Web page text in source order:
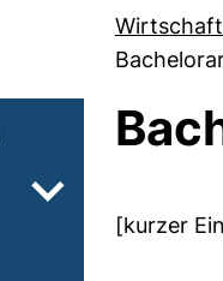
Unterseiten von
[kurzer